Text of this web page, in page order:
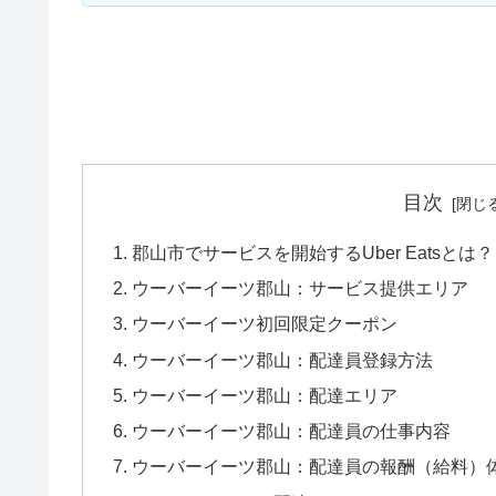
目次
郡山市でサービスを開始するUber Eatsとは？
ウーバーイーツ郡山：サービス提供エリア
ウーバーイーツ初回限定クーポン
ウーバーイーツ郡山：配達員登録方法
ウーバーイーツ郡山：配達エリア
ウーバーイーツ郡山：配達員の仕事内容
ウーバーイーツ郡山：配達員の報酬（給料）